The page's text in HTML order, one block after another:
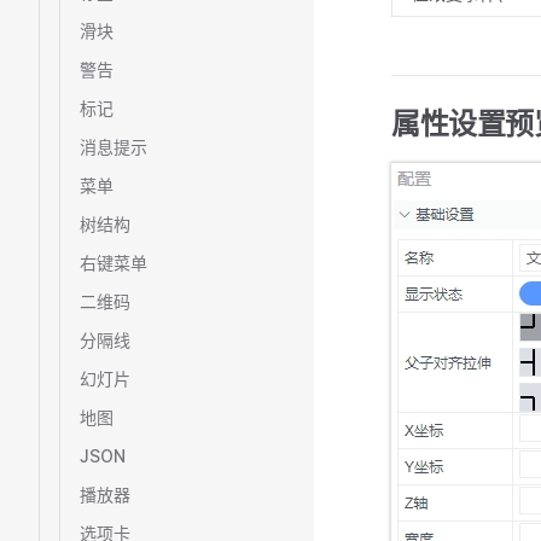
滑块
警告
标记
消息提示
菜单
树结构
右键菜单
二维码
分隔线
幻灯片
地图
JSON
播放器
选项卡
属性设置预